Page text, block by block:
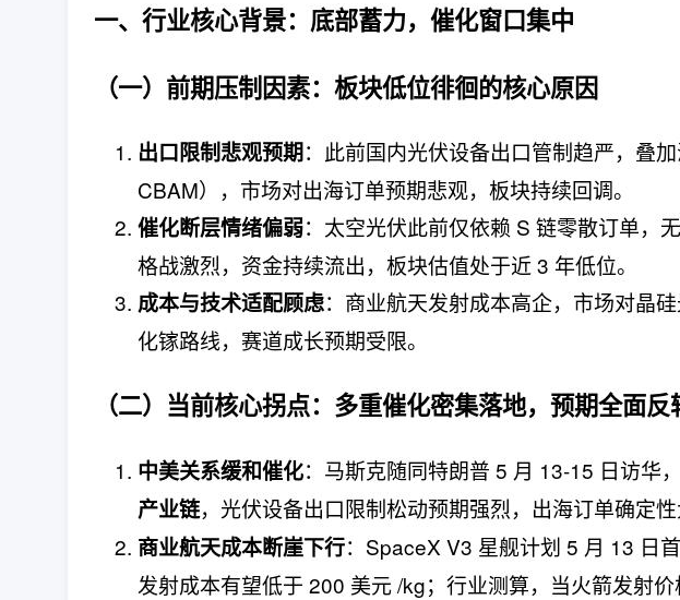
一、行业核心背景： 底部蓄力，催化窗口集中
（一）前期压制因素： 板块低位徘徊的核心原因
出口限制悲观预期：此前国内光伏设备出口管制趋严，叠
CBAM），市场对出海订单预期悲观，板块持续回调。
催化断层情绪偏弱：太空光伏此前仅依赖 S 链零散订单，
格战激烈，资金持续流出，板块估值处于近 3 年低位。
成本与技术适配顾虑：商业航天发射成本高企，市场对晶
化镓路线，赛道成长预期受限。
（二）当前核心拐点： 多重催化密集落地，预期全面反
中美关系缓和催化：马斯克随同特朗普 5 月 13-15 日访华
产业链，光伏设备出口限制松动预期强烈，出海订单确定性
商业航天成本断崖下行：SpaceX V3 星舰计划 5 月 13 日
发射成本有望低于 200 美元 /kg；行业测算，当火箭发射价